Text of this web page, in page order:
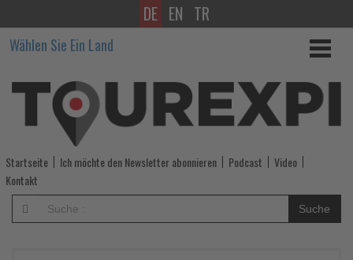
Drei
europäische
Metropolen
locken
mit
neuen
Attraktionen
DE EN TR
Wählen Sie Ein Land
Startseite Ich möchte den Newsletter abonnieren Podcast
Video
Kontakt
Suche